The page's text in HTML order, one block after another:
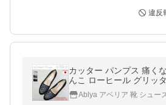
違反
カッター パンプス 痛くない 歩きやすい
んこ ローヒール グリッ
母趾 コンフォート シュ
ヒール 黒 as2661
Ablya アベリア 靴 シュー